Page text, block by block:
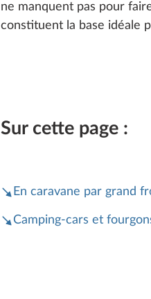
ne manquent pas pour
constituent la base idéale
Sur cette page :
En caravane par grand
Camping-cars et